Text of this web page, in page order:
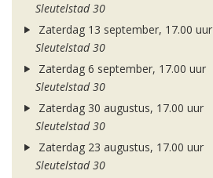
Sleutelstad 30
Zaterdag 13 september, 17.00 uur
Sleutelstad 30
Zaterdag 6 september, 17.00 uur
Sleutelstad 30
Zaterdag 30 augustus, 17.00 uur
Sleutelstad 30
Zaterdag 23 augustus, 17.00 uur
Sleutelstad 30